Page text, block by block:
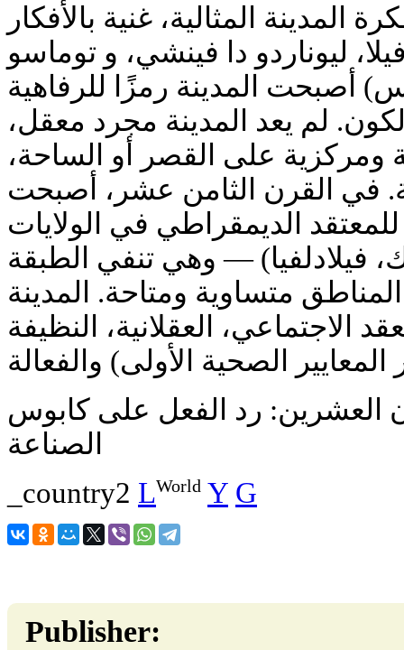
المدينة المثالية، غنية بالأفكار
، ليوناردو دا فينشي، و توماسو
أصبحت المدينة رمزًا للرفاهية
لم يعد المدينة مجرد معقل،
ومركزية على القصر أو الساحة،
في القرن الثامن عشر، أصبحت
الديمقراطي في الولايات
فيلادلفيا) — وهي تنفي الطبقة
متساوية ومتاحة. المدينة
الاجتماعي، العقلانية، النظيفة
العشرين: رد الفعل على كابوس
الصناعة
_country2 LWorld Y G
Publisher: